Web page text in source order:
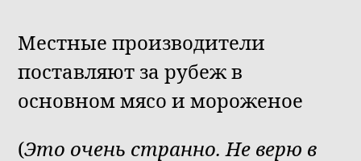
Местные производители
поставляют за рубеж в
основном мясо и мороженое
(Это очень странно. Не верю в